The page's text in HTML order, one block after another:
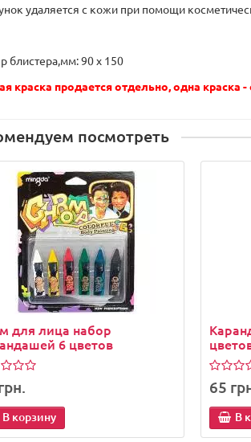
удаляется с кожи при помощи
блистера,мм: 90 x 150
краска продается отдельно, одна краска -
посмотреть
для лица набор
6 цветов
В корзину
65
В